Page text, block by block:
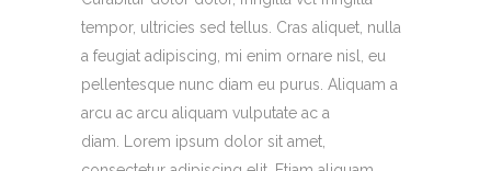
tempor, ultricies sed tellus. Cras aliquet, nulla
a feugiat adipiscing, mi enim ornare nisl, eu
pellentesque nunc diam eu purus. Aliquam a
arcu ac arcu aliquam vulputate ac a
diam. Lorem ipsum dolor sit amet,